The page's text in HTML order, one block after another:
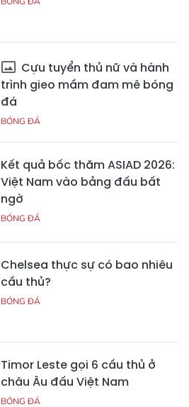
Cựu tuyển thủ nữ và hành
trình gieo mầm đam mê bóng
đá
BÓNG ĐÁ
Kết quả bốc thăm ASIAD 2026:
Việt Nam vào bảng đấu bất
ngờ
BÓNG ĐÁ
Chelsea thực sự có bao nhiêu
cầu thủ?
BÓNG ĐÁ
Timor Leste gọi 6 cầu thủ ở
châu Âu đấu Việt Nam
BÓNG ĐÁ